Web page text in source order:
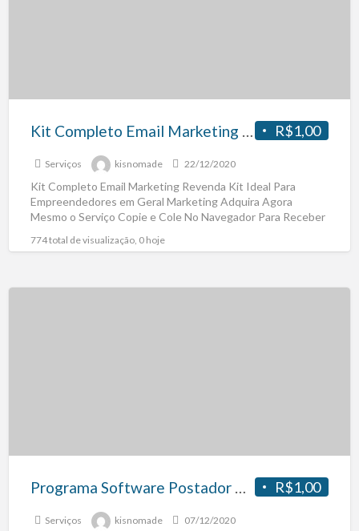
R$1,00
Kit Completo Email Marketing Revenda
Serviços kisnomade 22/12/2020
Kit Completo Email Marketing Revenda Kit Ideal Para
Empreendedores em Geral Marketing Adquira Agora
Mesmo o Serviço Copie e Cole No Navegador Para Receber
774 total de visualização, 0 hoje
R$1,00
Programa Software Postador Divulgador Envios Em Massa Whatsapp 2021 2022
Serviços kisnomade 07/12/2020